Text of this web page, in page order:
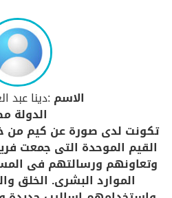
الاسم :دينا عبد
الدولة
تكونت لدى صورة عن كيم من
القيم الموحدة التى جمعت
وتعاونهم ورسالتهم فى
الموارد البشرى. الخلق